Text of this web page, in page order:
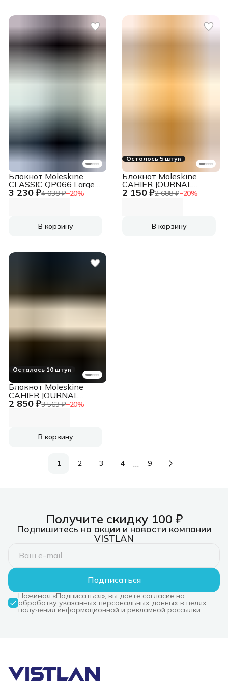
3 230 ₽4 038 ₽−20%
Блокнот Moleskine
CLASSIC QP066 Large
130х210мм 240стр.
В корзину
Осталось 5 штук
2 150 ₽2 688 ₽−20%
Блокнот Moleskine
CAHIER JOURNAL
QP416 Large
В корзину
Осталось 10 штук
2 850 ₽3 563 ₽−20%
Блокнот Moleskine
CAHIER JOURNAL
QP321 XLarge
В корзину
1 2 3 4 … 9
Получите скидку 100 ₽
Подпишитесь на акции и новости компании
VISTLAN
Подписаться
Нажимая «Подписаться», вы даете согласие на
обработку указанных персональных данных в целях
получения информационной и рекламной рассылки